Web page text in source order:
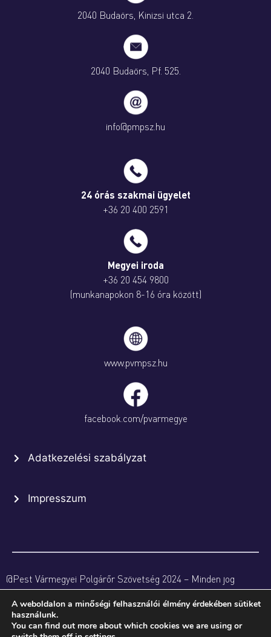
2040 Budaörs, Kinizsi utca 2.
2040 Budaörs, Pf. 525.
info@pmpsz.hu
24 órás szakmai ügyelet
+36 20 400 2591
Megyei iroda
+36 20 454 9800
(munkanapokon 8-16 óra között)
www.pvmpsz.hu
facebook.com/pvarmegye
Adatkezelési szabályzat
Impresszum
@Pest Vármegyei Polgárőr Szövetség 2024 – Minden jog
fenntartva
A weboldalon a minőségi felhasználói élmény érdekében sütiket
használunk.
You can find out more about which cookies we are using or